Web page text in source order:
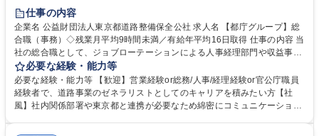
研修あり
退職金あり
駅近5分以内
資格取得手当あり 食事補助あり
仕事の内容
企業名 公益財団法人東京都道路整備保全公社 求人名 【都庁グループ】総
合職（事務）◇残業月平均9時間未満／有給年平均16日取得 仕事の内容 当
社の総合職として、ジョブローテーションによる人事経理部門や収益事業
等のフロント部門の部署等幅広い部署での業務をお任せいたします。研修
制度やキャリア支援が充実しております！ ※下記業務詳細 【業務詳細】■
管理部門：広報、人事、経理など当公社の運営に係る管理業務 ■収益部
門：駐車場の新規開拓、管理運営、新宿駅西口広場の「イベントコーナ
必要な経験・能力等
必要な経験・能力等 【歓迎】営業経験or総務/人事/経理経験or官公庁職員
経験者で、道路事業のゼネラリストとしてのキャリアを積みたい方【社
風】社内関係部署や東京都と連携が必要なため綿密にコミュニケーション